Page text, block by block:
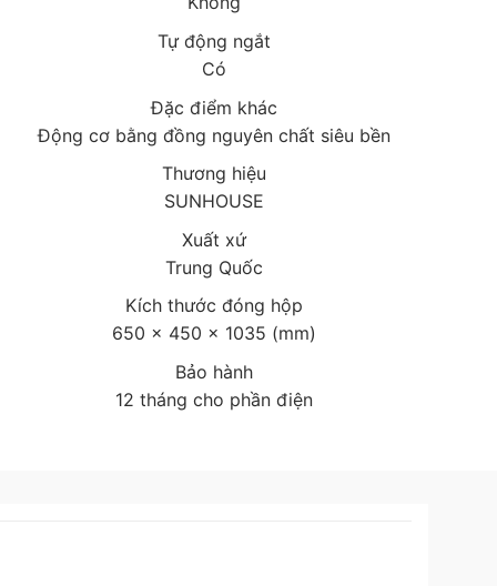
Tự động ngắt
Có
Đặc điểm khác
Động cơ bằng đồng nguyên chất siêu bền
Thương hiệu
SUNHOUSE
Xuất xứ
Trung Quốc
Kích thước đóng hộp
650 x 450 x 1035 (mm)
Bảo hành
12 tháng cho phần điện